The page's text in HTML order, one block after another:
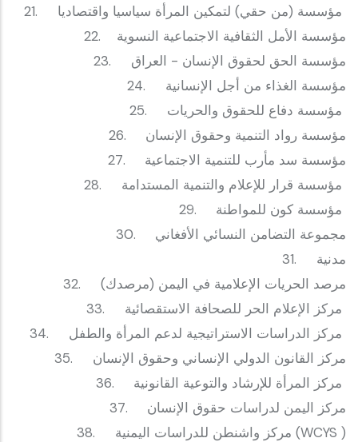
‎22. مؤسسة الأمل الثقافية الاجتماعية النسوية
‎23. مؤسسة الحق لحقوق الإنسان - العراق
‎24. مؤسسة الغذاء من أجل الإنسانية
‎26. مؤسسة رواد التنمية وحقوق الإنسان
‎27. مؤسسة سد مأرب للتنمية الاجتماعية
‎30. مجموعة التضامن النسائي الأفغاني
‎31. مدنية
‎32. مرصد الحريات الإعلامية في اليمن (مرصدك)
‎35. مركز القانون الدولي الإنساني وحقوق الإنسان
‎37. مركز اليمن لدراسات حقوق الإنسان
‎38. مركز واشنطن للدراسات اليمنية (WCYS )